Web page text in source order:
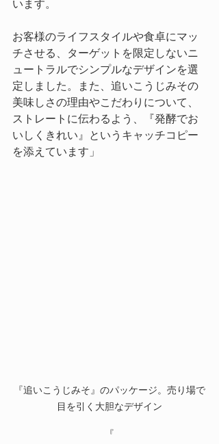
います。
お客様のライフスタイルや食卓にマッ
チさせる、ターゲットを限定しないニ
ュートラルでシンプルなデザインを選
定しました。また、追いこうじみその
美味しさの理由やこだわりについて、
ストレートに伝わるよう、『発酵でお
いしくきれい』というキャッチコピー
を添えています」
『追いこうじみそ』のパッケージ。売り場で
目を引く大胆なデザイン
『